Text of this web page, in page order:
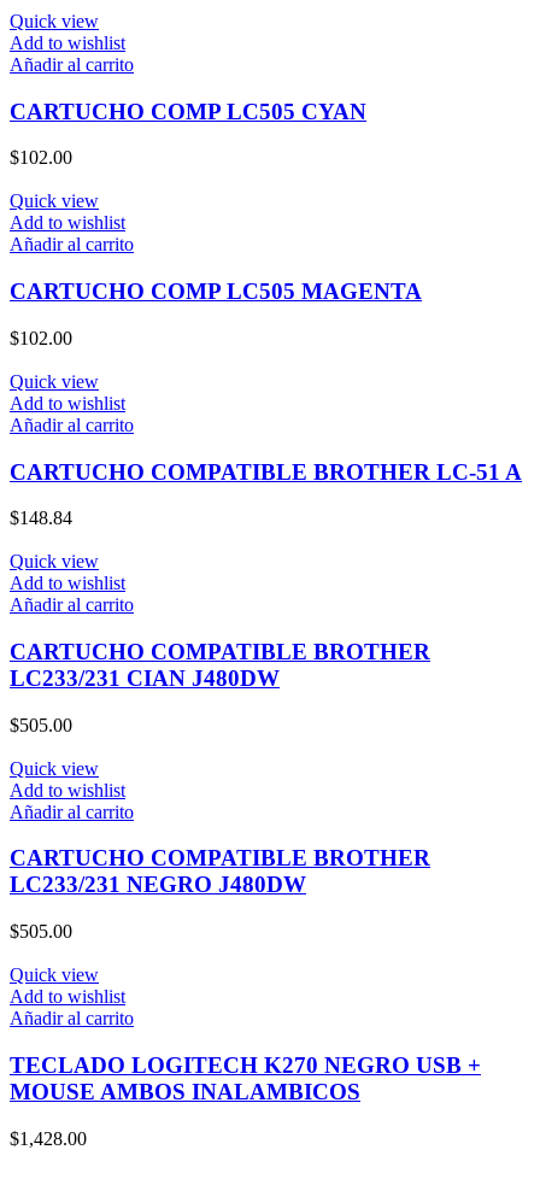
Quick view
Add to wishlist
Añadir al carrito
CARTUCHO COMP LC505 CYAN
$102.00
Quick view
Add to wishlist
Añadir al carrito
CARTUCHO COMP LC505 MAGENTA
$102.00
Quick view
Add to wishlist
Añadir al carrito
CARTUCHO COMPATIBLE BROTHER LC-51 A
$148.84
Quick view
Add to wishlist
Añadir al carrito
CARTUCHO COMPATIBLE BROTHER
LC233/231 CIAN J480DW
$505.00
Quick view
Add to wishlist
Añadir al carrito
CARTUCHO COMPATIBLE BROTHER
LC233/231 NEGRO J480DW
$505.00
Quick view
Add to wishlist
Añadir al carrito
TECLADO LOGITECH K270 NEGRO USB +
MOUSE AMBOS INALAMBICOS
$1,428.00